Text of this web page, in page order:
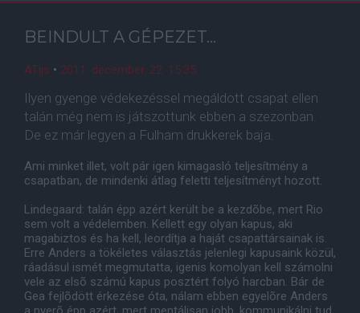
BEINDULT A GÉPEZET...
ATijs • 2011. december. 22. 15:35
Ilyen gyenge védekezéssel megáldott csapat ellen
talán még nem is játszottunk ebben a szezonban.
De ez már legyen a Fulham drukkerek baja.
Ami minket illet, volt pár igen kimagasló teljesítmény a
csapatban, de mindenki átlag feletti teljesítményt hozott.
Lindegaard: talán épp azért került be a kezdõbe, mert Rio
sem volt a védelemben. Kellett egy olyan kapus, aki
magabiztos és ha kell, leordítja a haját csapattársainak is.
Erre Anders a tökéletes választás jelenlegi kapusaink közül,
ráadásul ismét megmutatta, igenis komolyan kell számolni
vele az elsõ számú kapus posztért folyó harcban. Bár de
Gea fejlõdött érkezése óta, nálam ebben egyelõre Anders